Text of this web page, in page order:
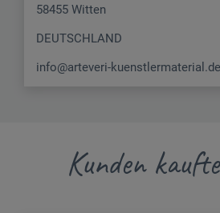
58455 Witten
DEUTSCHLAND
info@arteveri-kuenstlermaterial.de
Kunden